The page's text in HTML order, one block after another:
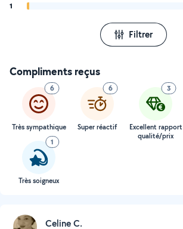
1
Filtrer
Compliments reçus
6
Très sympathique
6
Super réactif
3
Excellent rapport
qualité/prix
1
Très soigneux
Celine C.